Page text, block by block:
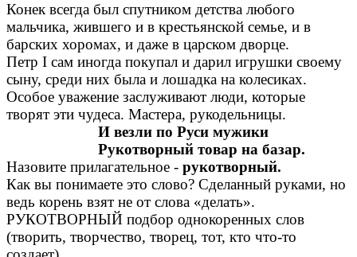
Конек всегда был спутником детства любого
мальчика, жившего и в крестьянской семье, и в
барских хоромах, и даже в царском дворце.
Петр I сам иногда покупал и дарил игрушки своему
сыну, среди них была и лошадка на колесиках.
Особое уважение заслуживают люди, которые
творят эти чудеса. Мастера, рукодельницы.
И везли по Руси мужики
Рукотворный товар на базар.
Назовите прилагательное - рукотворный.
Как вы понимаете это слово? Сделанный руками, но
ведь корень взят не от слова «делать».
РУКОТВОРНЫЙ подбор однокоренных слов
(творить, творчество, творец, тот, кто что-то